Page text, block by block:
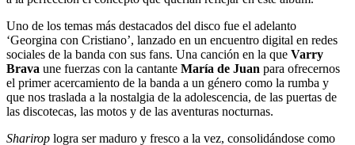
Uno de los temas más destacados del disco fue el adelanto
‘Georgina con Cristiano’, lanzado en un encuentro digital en redes
sociales de la banda con sus fans. Una canción en la que Varry
Brava une fuerzas con la cantante María de Juan para ofrecernos
el primer acercamiento de la banda a un género como la rumba y
que nos traslada a la nostalgia de la adolescencia, de las puertas de
las discotecas, las motos y de las aventuras nocturnas.
Sharirop logra ser maduro y fresco a la vez, consolidándose como